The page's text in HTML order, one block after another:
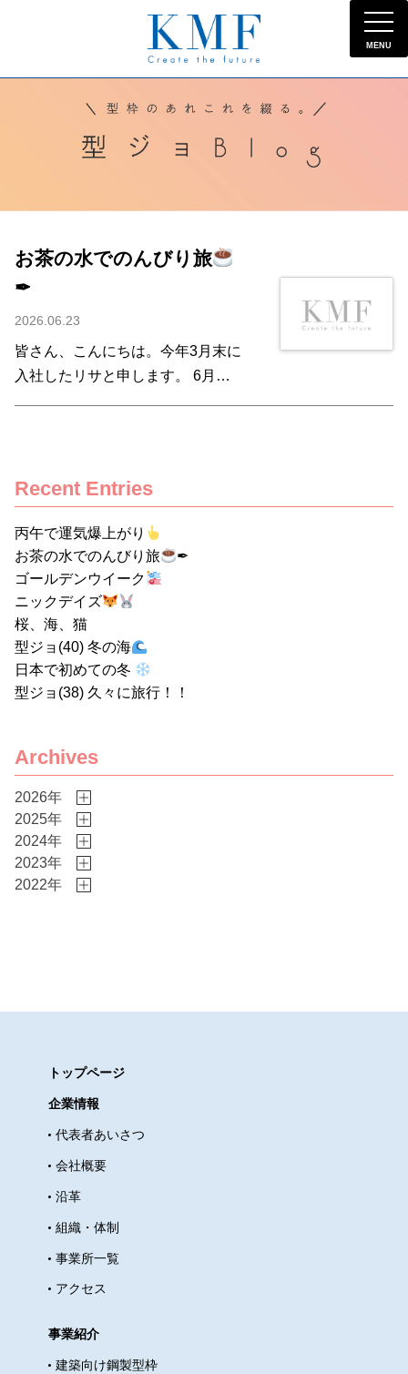
MENU
お茶の水でのんびり旅
✒
2026.06.23
皆さん、こんにちは。今年3月末に
入社したリサと申します。 6月に
し前の話になりますが、ゴールデ
ンウィークに東京へ行ってきまし
た。さまざまな場所を巡りました
が、今回お話ししたいのは、東京
の中でも特に印象に残った「お茶
の水」です。 私はジャーナリング
と絵を描くことが好きです。ある
日、YouTubeのショート動画でお
茶の水の画材店や文房具店が紹介
た。そして、ついに東京へ行く機
会があり、まずはホテルの近くに
あった「Berth Coffee」でモーニン
グをいただきました。 コンクリー
トや黒いスチールを基調とした空
間に木製家具や暖色の照明が調和
を過ごせました。雰囲気を楽しむ
まったのですが、近くに行かれる
ください。 いただいたのは、自家
製ハムとグラノーラが添えられた
ブレックファーストプレートとラ
テです。グラノーラまで自家製だ
たのは朝8時頃でしたが、すでに満
席で、とても活気がありました。
｢Berth Coffee でのモーニング」 そ
が、食後の散歩も兼ねて少し離れ
た小川町駅で降りました。 道中で
Recent Entries
丙午で運気爆上がり
お茶の水でのんびり旅
✒
ゴールデンウイーク
ニックデイズ
桜、海、猫
型ジョ(40) 冬の海
日本で初めての冬
型ジョ(38) 久々に旅行！！
Archives
2026年
2025年
2024年
2023年
2022年
トップページ
企業情報
代表者あいさつ
会社概要
沿革
組織・体制
事業所一覧
アクセス
事業紹介
建築向け鋼製型枠